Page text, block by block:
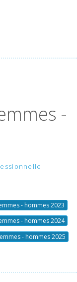
-
- hommes 2023
- hommes 2024
- hommes 2025